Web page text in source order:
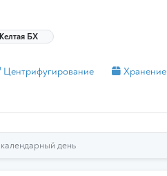
БХ
Центрифугирование Хранение
день